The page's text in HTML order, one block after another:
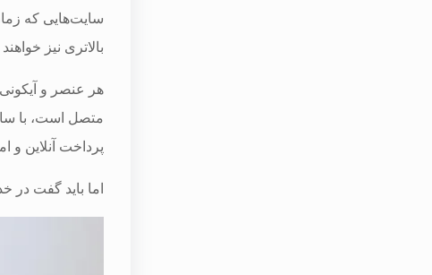
سایت‌هایی که
بالاتری نیز
هر عنصر و
متصل است، با
پرداخت آنلاین
اما باید گفت